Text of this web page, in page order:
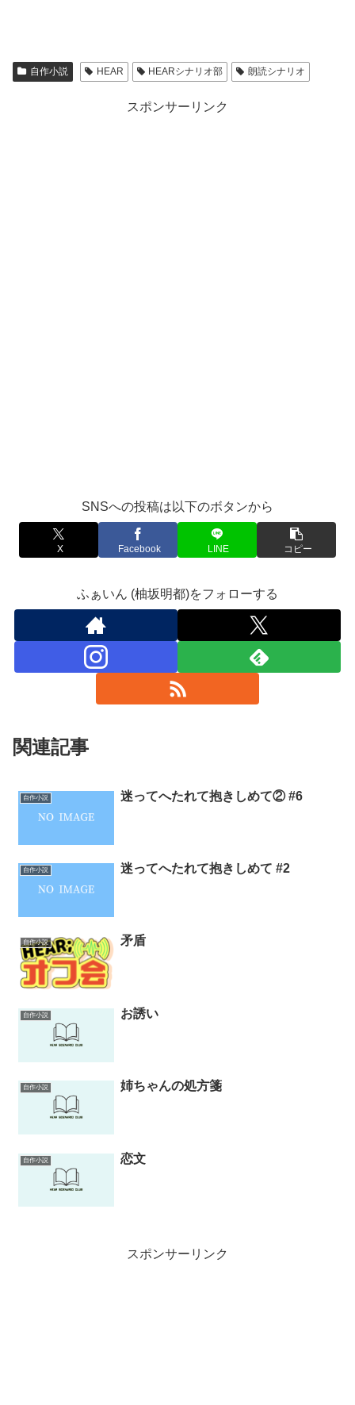
自作小説 HEAR HEARシナリオ部 朗読シナリオ
スポンサーリンク
SNSへの投稿は以下のボタンから
X Facebook LINE コピー
ふぁいん (柚坂明都)をフォローする
関連記事
自作小説 迷ってへたれて抱きしめて② #6
自作小説 迷ってへたれて抱きしめて #2
自作小説 矛盾
自作小説 お誘い
自作小説 姉ちゃんの処方箋
自作小説 恋文
スポンサーリンク